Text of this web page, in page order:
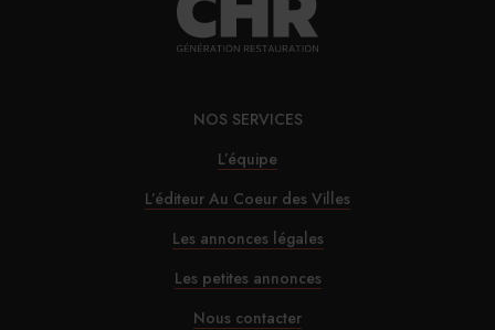
NOS SERVICES
L’équipe
L’éditeur Au Coeur des Villes
Les annonces légales
Les petites annonces
Nous contacter